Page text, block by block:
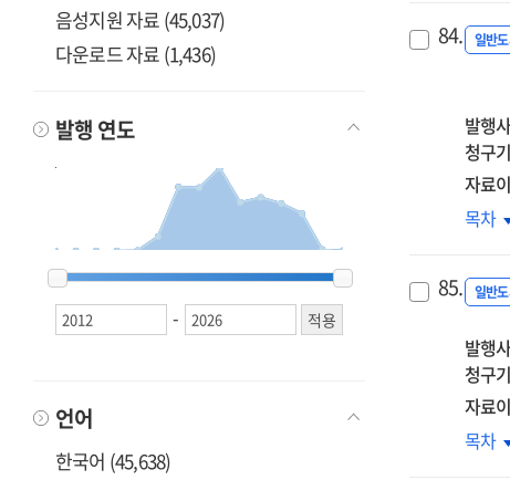
음성지원 자료 (45,037)
다운로드 자료 (1,436)
발행 연도
-
언어
한국어 (45,638)
2024
84. 일반
발행
청구
자료
(2023
and
in
Korea
목차
85. 일반
발행
청구
자료
목차